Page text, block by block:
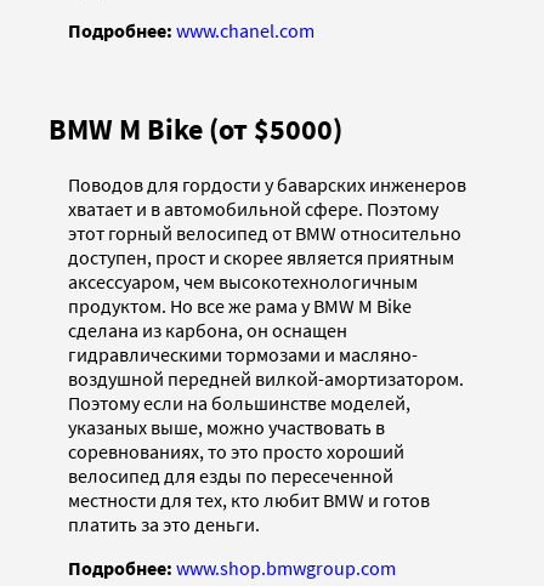
Подробнее: www.chanel.com
BMW M Bike (от $5000)
Поводов для гордости у баварских инженеров
хватает и в автомобильной сфере. Поэтому
этот горный велосипед от BMW относительно
доступен, прост и скорее является приятным
аксессуаром, чем высокотехнологичным
продуктом. Но все же рама у BMW M Bike
сделана из карбона, он оснащен
гидравлическими тормозами и масляно-
воздушной передней вилкой-амортизатором.
Поэтому если на большинстве моделей,
указаных выше, можно участвовать в
соревнованиях, то это просто хороший
велосипед для езды по пересеченной
местности для тех, кто любит BMW и готов
платить за это деньги.
Подробнее: www.shop.bmwgroup.com